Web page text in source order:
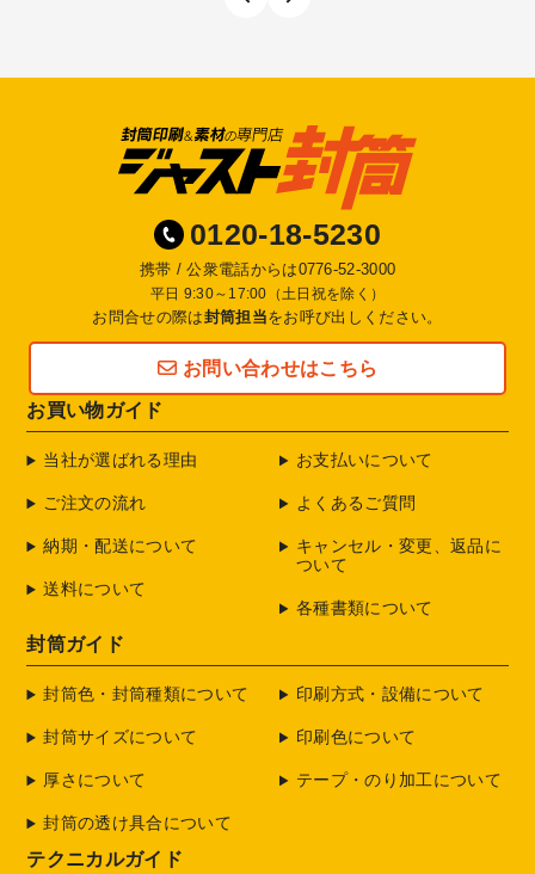
0120-18-5230
携帯 / 公衆電話からは0776-52-3000
平日 9:30～17:00（土日祝を除く）
お問合せの際は封筒担当をお呼び出しください。
お問い合わせはこちら
お買い物ガイド
当社が選ばれる理由
ご注文の流れ
納期・配送について
送料について
お支払いについて
よくあるご質問
キャンセル・変更、返品に
ついて
各種書類について
封筒ガイド
封筒色・封筒種類について
封筒サイズについて
厚さについて
封筒の透け具合について
印刷方式・設備について
印刷色について
テープ・のり加工について
テクニカルガイド